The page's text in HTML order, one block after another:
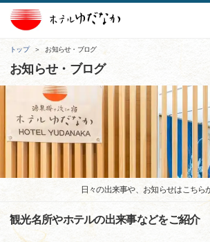
トップ お知らせ・ブログ
お知らせ・ブログ
日々の出来事や、お知らせはこちら
観光名所やホテルの出来事などをご紹介